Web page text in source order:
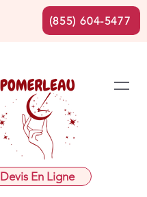
Devis En Ligne
(855) 604-5477